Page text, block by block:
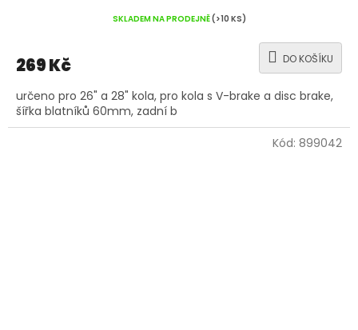
SKLADEM NA PRODEJNĚ(>10 KS)
269 Kč DO KOŠÍKU
určeno pro 26" a 28" kola, pro kola s V-brake a disc brake,
šířka blatníků 60mm, zadní b
Kód: 899042